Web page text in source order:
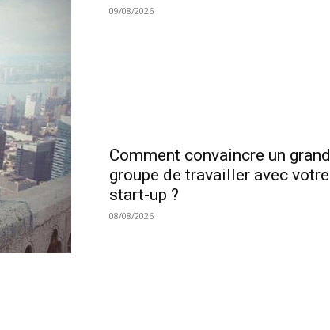
09/08/2026
Comment convaincre un grand
groupe de travailler avec votre
start-up ?
08/08/2026